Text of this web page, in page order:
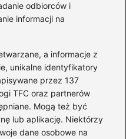
odbiorców i
informacji na
a informacje z
unikalne identyfikatory
przez 137
TFC oraz partnerów
Mogą też być
lub aplikację. Niektórzy
dane osobowe na
listwę
do styropianu
krok po kroku
strop